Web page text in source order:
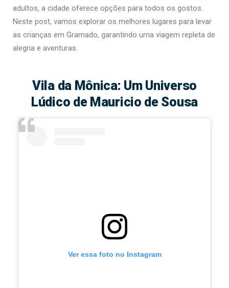
adultos, a cidade oferece opções para todos os gostos.
Neste post, vamos explorar os melhores lugares para levar
as crianças em Gramado, garantindo uma viagem repleta de
alegria e aventuras.
Vila da Mônica: Um Universo
Lúdico de Mauricio de Sousa
Ver essa foto no Instagram